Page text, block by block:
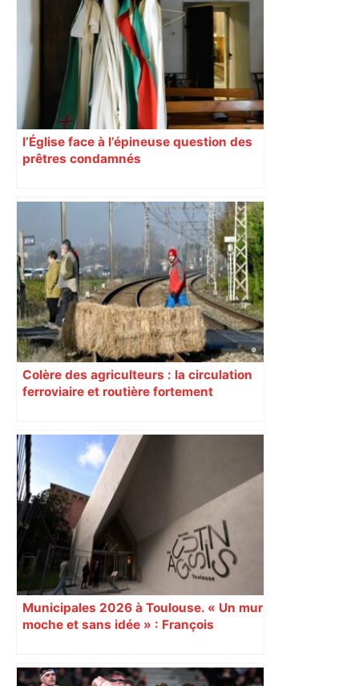
l’Église face à l’épineuse question des
prêtres condamnés
Colère des agriculteurs : la circulation
ferroviaire et routière fortement
Municipales 2026 à Toulouse. « Un mur
moche et sans idée » : François
Augustins